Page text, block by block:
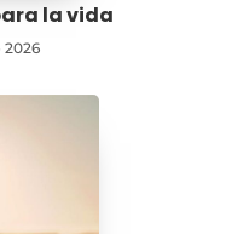
la vida
2026